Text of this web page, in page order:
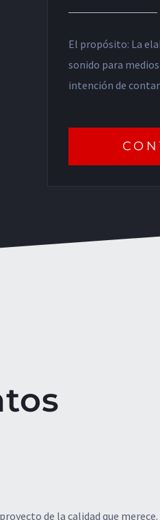
El propósito: La
sonido para
intención de
de la calidad que merece.